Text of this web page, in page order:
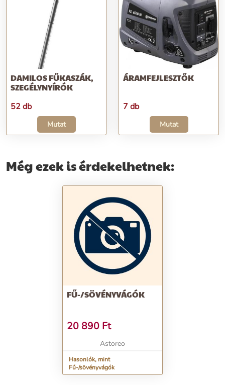
DAMILOS FŰKASZÁK,
SZEGÉLYNYÍRÓK
52 db
Mutat
ÁRAMFEJLESZTŐK
7 db
Mutat
Még ezek is érdekelhetnek:
FŰ-/SÖVÉNYVÁGÓK
20 890 Ft
Astoreo
Hasonlók, mint
Fű-/sövényvágók